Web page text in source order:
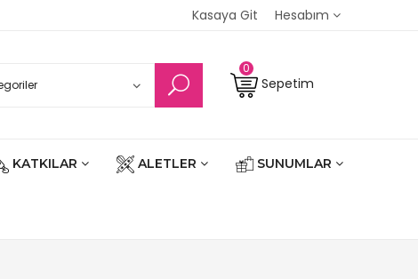
Kasaya Git Hesabım
Sepetim
0
KATKILAR ALETLER SUNUMLAR